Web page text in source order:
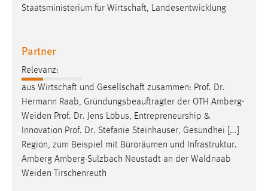
Staatsministerium für Wirtschaft, Landesentwicklung
Partner
Relevanz:
aus Wirtschaft und Gesellschaft zusammen: Prof. Dr.
Hermann Raab, Gründungsbeauftragter der OTH Amberg-
Weiden Prof. Dr. Jens Löbus, Entrepreneurship &
Innovation Prof. Dr. Stefanie Steinhauser, Gesundhei [...]
Region, zum Beispiel mit Büroräumen und Infrastruktur.
Amberg Amberg-Sulzbach Neustadt an der Waldnaab
Weiden Tirschenreuth